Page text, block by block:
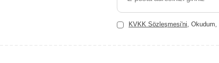
KVKK Sözleşmesi'ni, Okudum,